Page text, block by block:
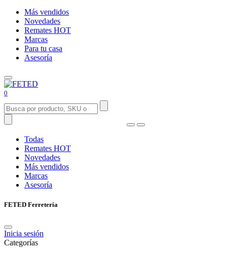
Más vendidos
Novedades
Remates HOT
Marcas
Para tu casa
Asesoría
0
Todas
Remates HOT
Novedades
Más vendidos
Marcas
Asesoría
FETED Ferretería
Inicia sesión
Categorías